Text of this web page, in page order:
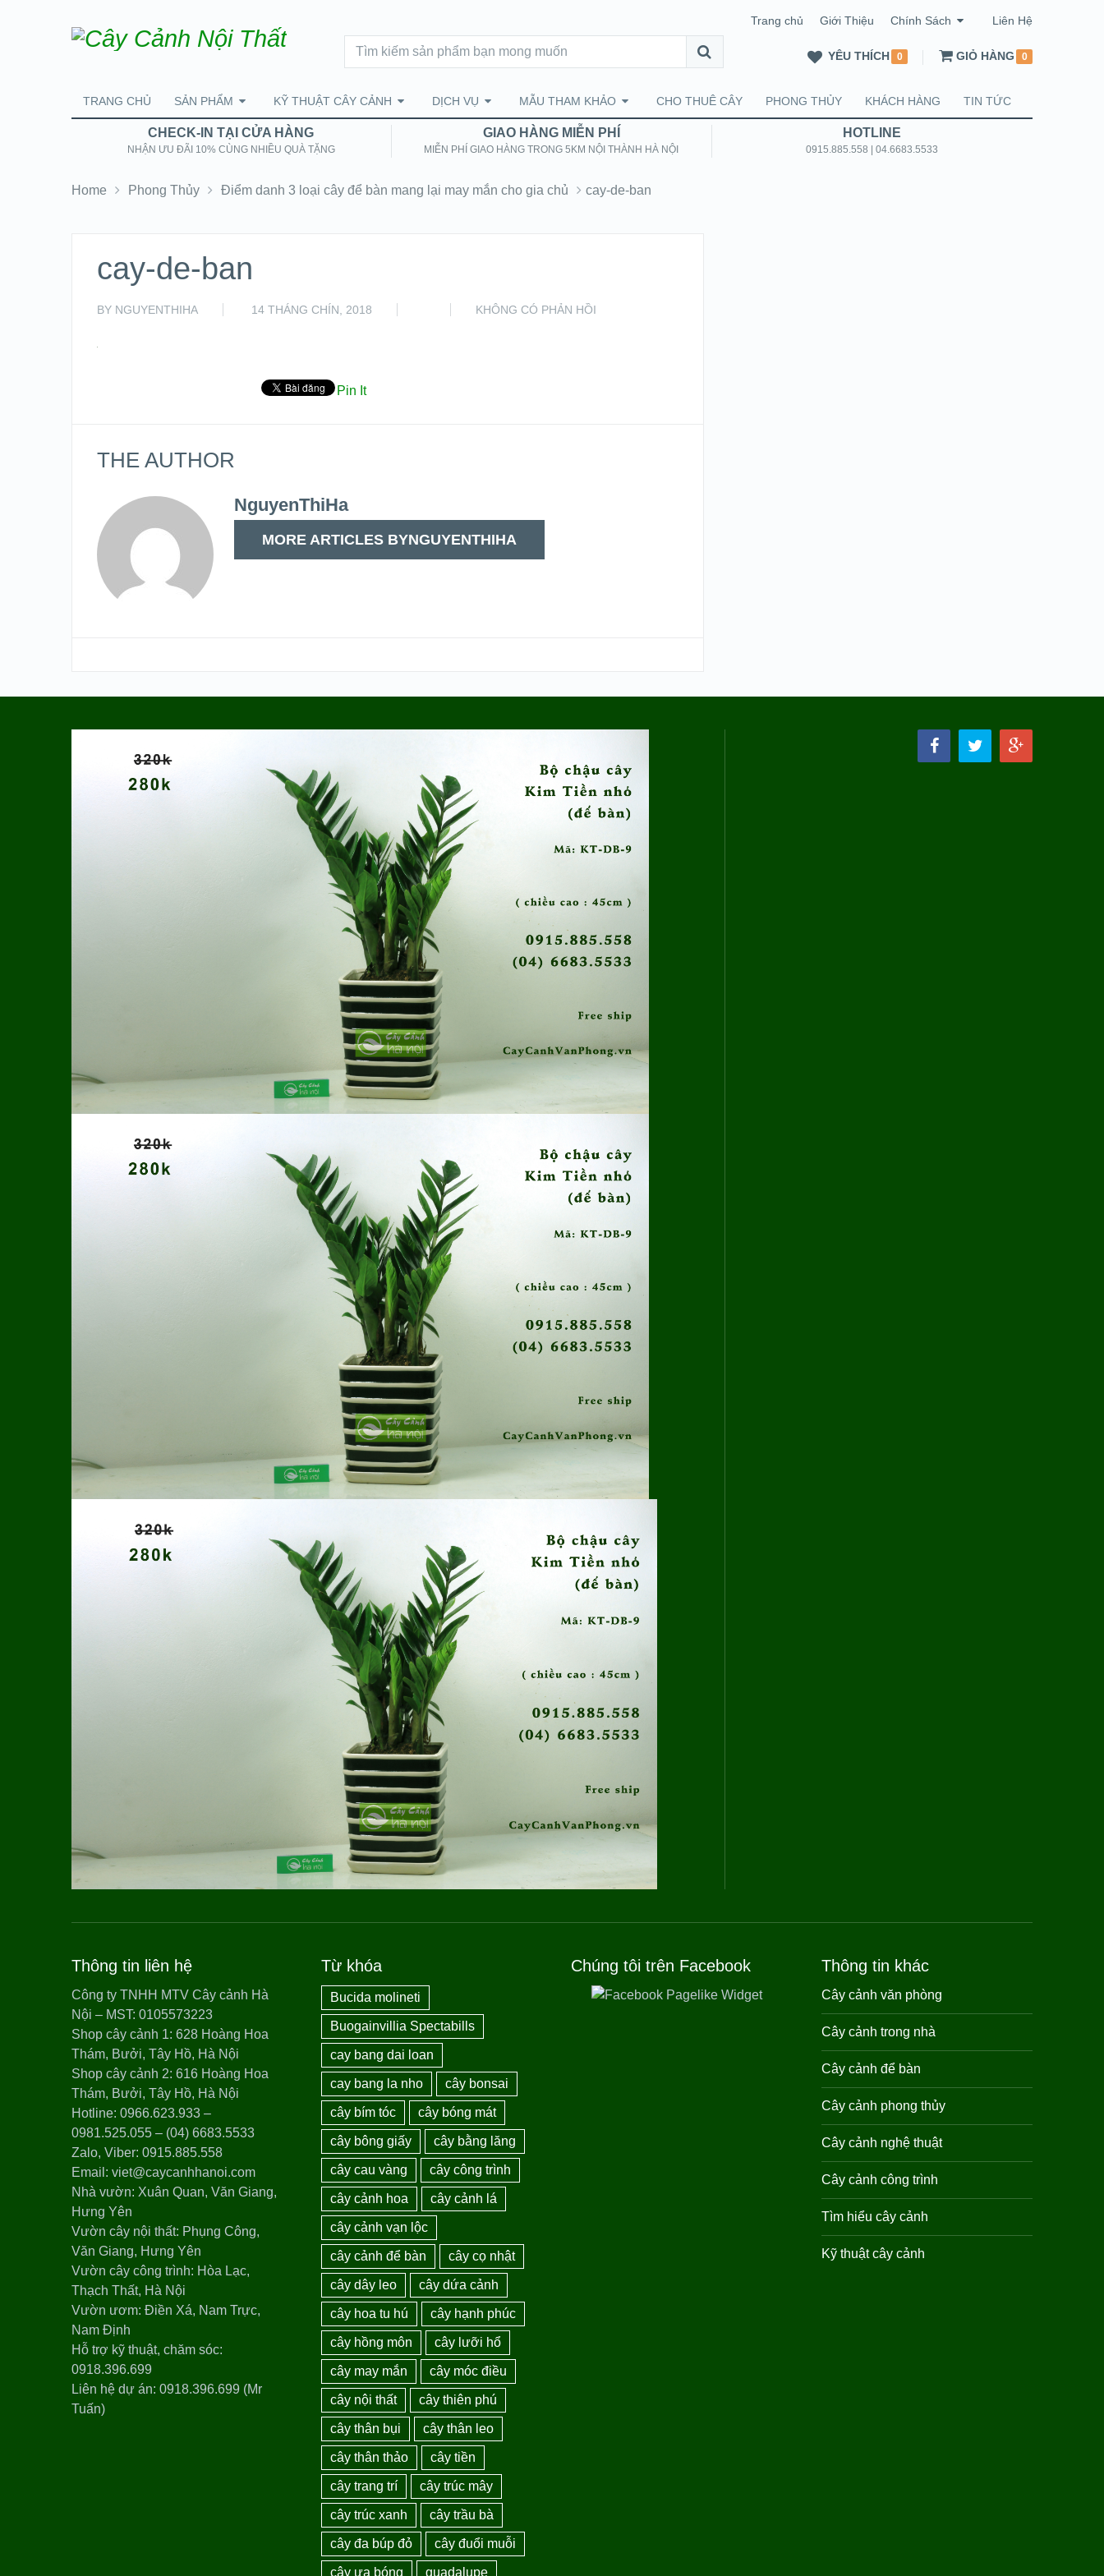
Trang chủ Giới Thiệu Chính Sách Liên Hệ
YÊU THÍCH 0 GIỎ HÀNG 0
TRANG CHỦ SẢN PHẨM KỸ THUẬT CÂY CẢNH DỊCH VỤ MẪU THAM KHẢO CHO THUÊ CÂY PHONG THỦY KHÁCH HÀNG TIN TỨC
CHECK-IN TẠI CỬA HÀNG
NHẬN ƯU ĐÃI 10% CÙNG NHIỀU QUÀ TẶNG
GIAO HÀNG MIỄN PHÍ
MIỄN PHÍ GIAO HÀNG TRONG 5KM NỘI THÀNH HÀ NỘI
HOTLINE
0915.885.558 | 04.6683.5533
Home Phong Thủy Điểm danh 3 loại cây để bàn mang lại may mắn cho gia chủ cay-de-ban
cay-de-ban
BY NGUYENTHIHA 14 THÁNG CHÍN, 2018 KHÔNG CÓ PHẢN HỒI
Pin It
THE AUTHOR
NguyenThiHa
MORE ARTICLES BYNGUYENTHIHA
Thông tin liên hệ
Công ty TNHH MTV Cây cảnh Hà
Nội – MST: 0105573223
Shop cây cảnh 1: 628 Hoàng Hoa
Thám, Bưởi, Tây Hồ, Hà Nội
Shop cây cảnh 2: 616 Hoàng Hoa
Thám, Bưởi, Tây Hồ, Hà Nội
Hotline: 0966.623.933 –
0981.525.055 – (04) 6683.5533
Zalo, Viber: 0915.885.558
Email: viet@caycanhhanoi.com
Nhà vườn: Xuân Quan, Văn Giang,
Hưng Yên
Vườn cây nội thất: Phụng Công,
Văn Giang, Hưng Yên
Vườn cây công trình: Hòa Lạc,
Thạch Thất, Hà Nội
Vườn ươm: Điền Xá, Nam Trực,
Nam Định
Hỗ trợ kỹ thuật, chăm sóc:
0918.396.699
Liên hệ dự án: 0918.396.699 (Mr
Tuấn)
Từ khóa
Bucida molineti
Buogainvillia Spectabills
cay bang dai loan
cay bang la nho cây bonsai
cây bím tóc cây bóng mát
cây bông giấy cây bằng lăng
cây cau vàng cây công trình
cây cảnh hoa cây cảnh lá
cây cảnh vạn lộc
cây cảnh để bàn cây cọ nhật
cây dây leo cây dứa cảnh
cây hoa tu hú cây hạnh phúc
cây hồng môn cây lưỡi hổ
cây may mắn cây móc điều
cây nội thất cây thiên phú
cây thân bụi cây thân leo
cây thân thảo cây tiền
cây trang trí cây trúc mây
cây trúc xanh cây trầu bà
cây đa búp đỏ cây đuổi muỗi
cây ưa bóng guadalupe
Chúng tôi trên Facebook Thông tin khác
Cây cảnh văn phòng
Cây cảnh trong nhà
Cây cảnh để bàn
Cây cảnh phong thủy
Cây cảnh nghệ thuật
Cây cảnh công trình
Tìm hiểu cây cảnh
Kỹ thuật cây cảnh